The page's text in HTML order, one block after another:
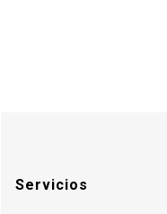
Servicios